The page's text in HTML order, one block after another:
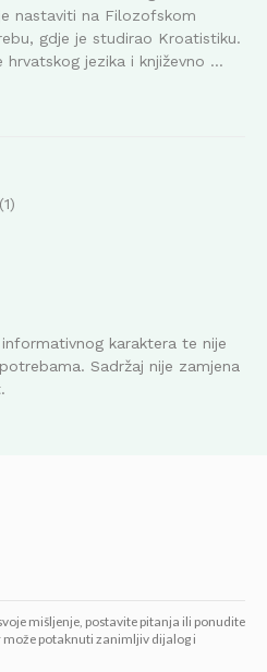
nastaviti na Filozofskom
gdje je studirao Kroatistiku.
jezika i književno ...
1
informativnog karaktera te nije
Sadržaj nije zamjena
mišljenje, postavite pitanja ili ponudite
može potaknuti zanimljiv dijalog i